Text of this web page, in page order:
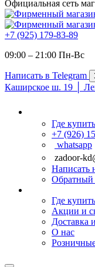
Официальная сеть
+7 (925) 179-83-89
09:00 – 21:00 Пн-Вc
Написать в Telegram
Каширское ш. 19 │
Где купить
+7 (926)
whatsapp
zadoor-
Написать
Обратный
Где купить
Акции и
Доставка
О нас